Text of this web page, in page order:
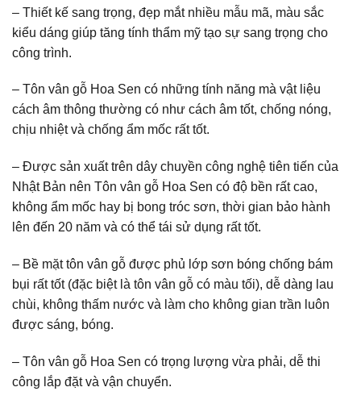
– Thiết kế sang trọng, đẹp mắt nhiều mẫu mã, màu sắc
kiểu dáng giúp tăng tính thẩm mỹ tạo sự sang trọng cho
công trình.
– Tôn vân gỗ Hoa Sen có những tính năng mà vật liệu
cách âm thông thường có như cách âm tốt, chống nóng,
chịu nhiệt và chống ẩm mốc rất tốt.
– Được sản xuất trên dây chuyền công nghệ tiên tiến của
Nhật Bản nên Tôn vân gỗ Hoa Sen có độ bền rất cao,
không ẩm mốc hay bị bong tróc sơn, thời gian bảo hành
lên đến 20 năm và có thể tái sử dụng rất tốt.
– Bề mặt tôn vân gỗ được phủ lớp sơn bóng chống bám
bụi rất tốt (đặc biệt là tôn vân gỗ có màu tối), dễ dàng lau
chùi, không thấm nước và làm cho không gian trần luôn
được sáng, bóng.
– Tôn vân gỗ Hoa Sen có trọng lượng vừa phải, dễ thi
công lắp đặt và vận chuyển.